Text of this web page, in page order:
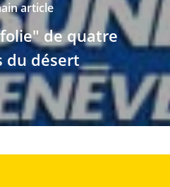
article
de quatre
du désert